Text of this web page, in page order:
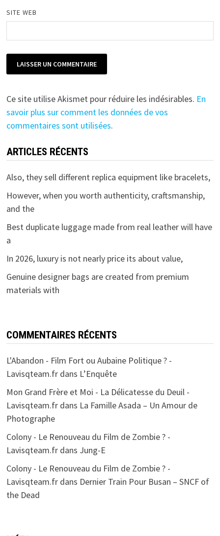
SITE WEB
Ce site utilise Akismet pour réduire les indésirables. En
savoir plus sur comment les données de vos
commentaires sont utilisées.
ARTICLES RÉCENTS
Also, they sell different replica equipment like bracelets,
However, when you worth authenticity, craftsmanship,
and the
Best duplicate luggage made from real leather will have
a
In 2026, luxury is not nearly price its about value,
Genuine designer bags are created from premium
materials with
COMMENTAIRES RÉCENTS
L'Abandon - Film Fort ou Aubaine Politique ? -
Lavisqteam.frdans L’Enquête
Mon Grand Frère et Moi - La Délicatesse du Deuil -
Lavisqteam.frdans La Famille Asada – Un Amour de
Photographe
Colony - Le Renouveau du Film de Zombie ? -
Lavisqteam.frdans Jung-E
Colony - Le Renouveau du Film de Zombie ? -
Lavisqteam.frdans Dernier Train Pour Busan – SNCF of
the Dead